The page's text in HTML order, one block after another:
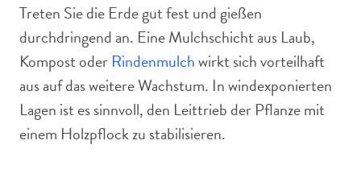
Treten Sie die Erde gut fest und gießen
durchdringend an. Eine Mulchschicht aus Laub,
Kompost oder Rindenmulchwirkt sich vorteilhaft
aus auf das weitere Wachstum. In windexponierten
Lagen ist es sinnvoll, den Leittrieb der Pflanze mit
einem Holzpflock zu stabilisieren.